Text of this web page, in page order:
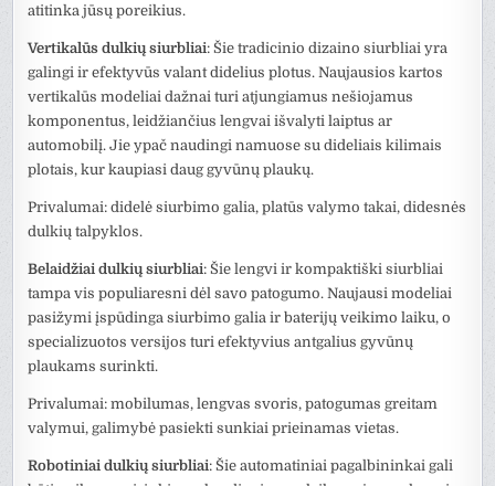
atitinka jūsų poreikius.
Vertikalūs dulkių siurbliai: Šie tradicinio dizaino siurbliai yra
galingi ir efektyvūs valant didelius plotus. Naujausios kartos
vertikalūs modeliai dažnai turi atjungiamus nešiojamus
komponentus, leidžiančius lengvai išvalyti laiptus ar
automobilį. Jie ypač naudingi namuose su dideliais kilimais
plotais, kur kaupiasi daug gyvūnų plaukų.
Privalumai: didelė siurbimo galia, platūs valymo takai, didesnės
dulkių talpyklos.
Belaidžiai dulkių siurbliai: Šie lengvi ir kompaktiški siurbliai
tampa vis populiaresni dėl savo patogumo. Naujausi modeliai
pasižymi įspūdinga siurbimo galia ir baterijų veikimo laiku, o
specializuotos versijos turi efektyvius antgalius gyvūnų
plaukams surinkti.
Privalumai: mobilumas, lengvas svoris, patogumas greitam
valymui, galimybė pasiekti sunkiai prieinamas vietas.
Robotiniai dulkių siurbliai: Šie automatiniai pagalbininkai gali